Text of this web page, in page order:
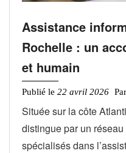
Assistance
Rochelle : un
et humain
Publié le 22 avril 2026 Par
Située sur la côte
distingue par un
spécialisés dans